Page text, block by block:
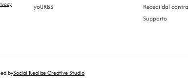
yoURBS
Recedi dal
Supporto
bySocial Realize Creative Studio